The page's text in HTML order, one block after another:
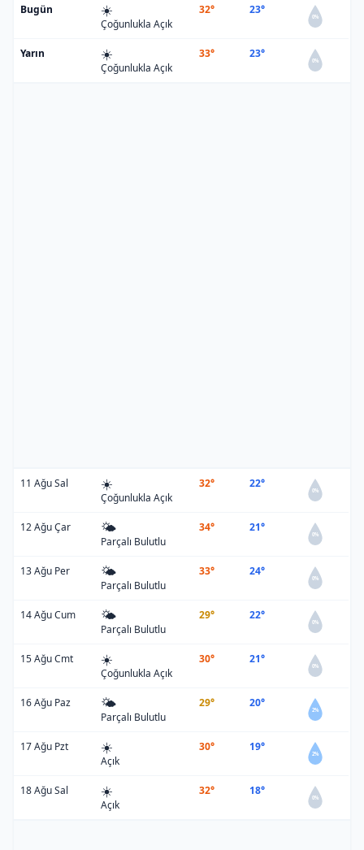
Bugün ☀️
Çoğunlukla Açık
32° 23°
0%
Yarın ☀️
Çoğunlukla Açık
33° 23°
0%
11 Ağu Sal ☀️
Çoğunlukla Açık
32° 22°
0%
12 Ağu Çar 🌤️
Parçalı Bulutlu
34° 21°
0%
13 Ağu Per 🌤️
Parçalı Bulutlu
33° 24°
0%
14 Ağu Cum 🌤️
Parçalı Bulutlu
29° 22°
0%
15 Ağu Cmt ☀️
Çoğunlukla Açık
30° 21°
0%
16 Ağu Paz 🌤️
Parçalı Bulutlu
29° 20°
2%
17 Ağu Pzt ☀️
Açık
30° 19°
2%
18 Ağu Sal ☀️
Açık
32° 18°
0%